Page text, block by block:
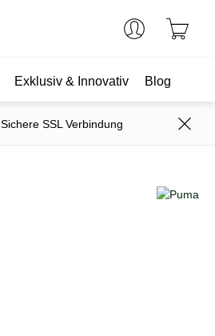
Exklusiv & Innovativ Blog
Sichere SSL Verbindung